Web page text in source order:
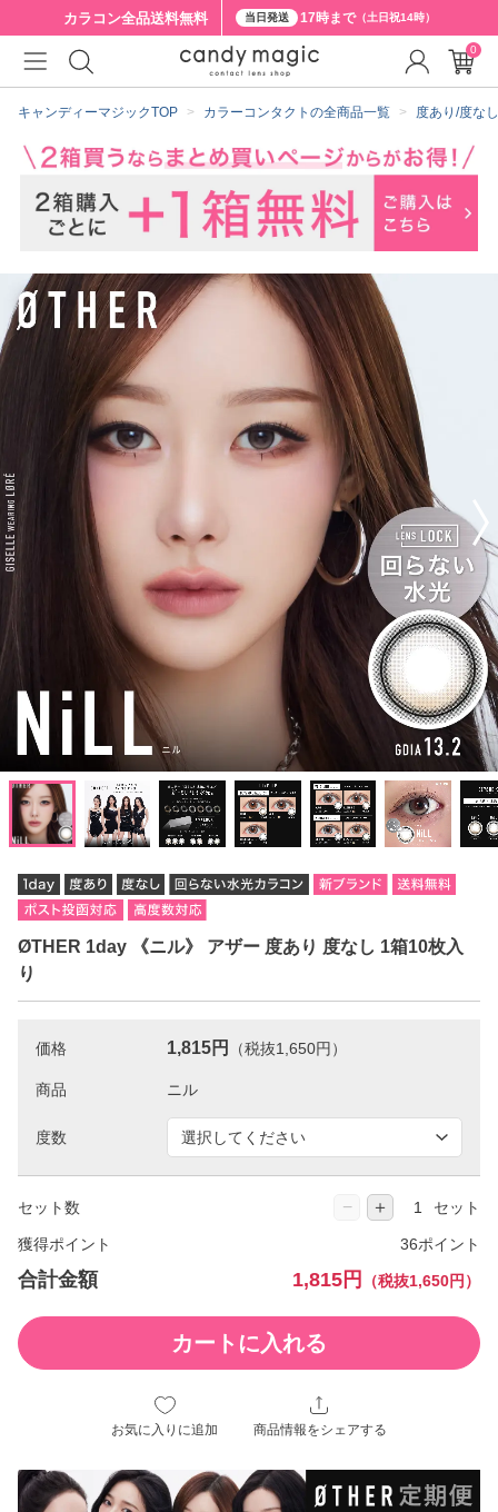
カラコン全品送料無料 当日発送 17時まで（土日祝14時）
キャンディーマジックTOP カラーコンタクトの全商品一覧 度あり/度な
ØTHER 1day 《ニル》 アザー 度あり 度なし 1箱10枚入
り
価格 1,815円 （税抜1,650円）
商品
度数
セット数 − ＋ セット
獲得ポイント 36ポイント
合計金額 1,815円 （税抜1,650円）
カートに入れる
お気に入りに追加 商品情報をシェアする
0
クーポン詳細